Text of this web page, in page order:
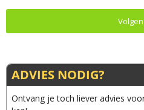
ADVIES NODIG?
Ontvang je toch liever advies